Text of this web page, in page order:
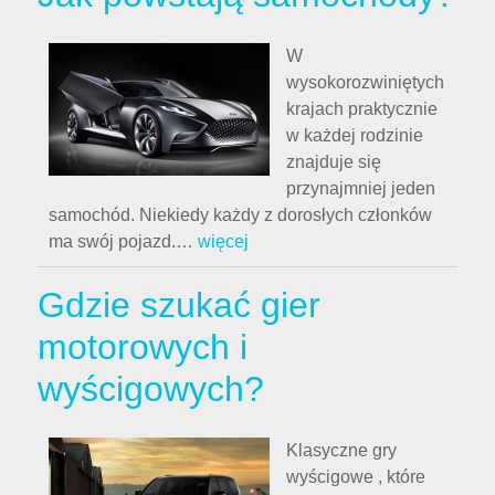
W
wysokorozwiniętych
krajach praktycznie
w każdej rodzinie
znajduje się
przynajmniej jeden
samochód. Niekiedy każdy z dorosłych członków
ma swój pojazd.… więcej
Gdzie szukać gier
motorowych i
wyścigowych?
Klasyczne gry
wyścigowe , które